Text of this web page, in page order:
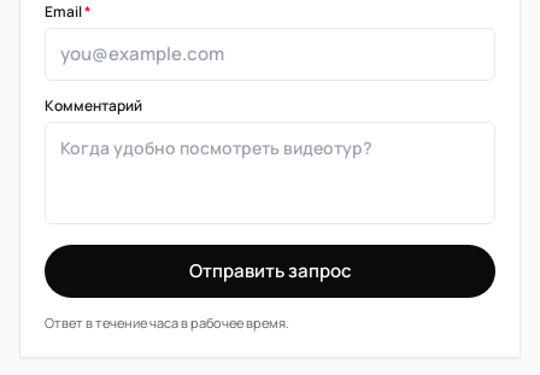
Email*
Комментарий
Отправить запрос
Ответ в течение часа в рабочее время.